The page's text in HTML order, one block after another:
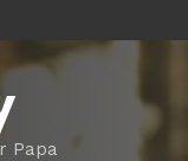
Papa